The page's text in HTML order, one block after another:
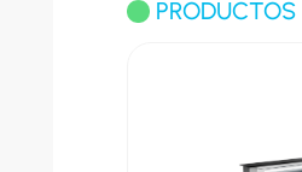
PRODUCTOS